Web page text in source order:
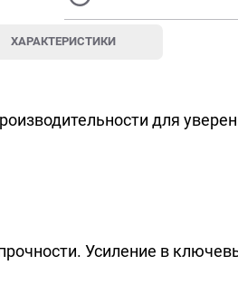
ХАРАКТЕРИСТИКИ
для
Усиление в